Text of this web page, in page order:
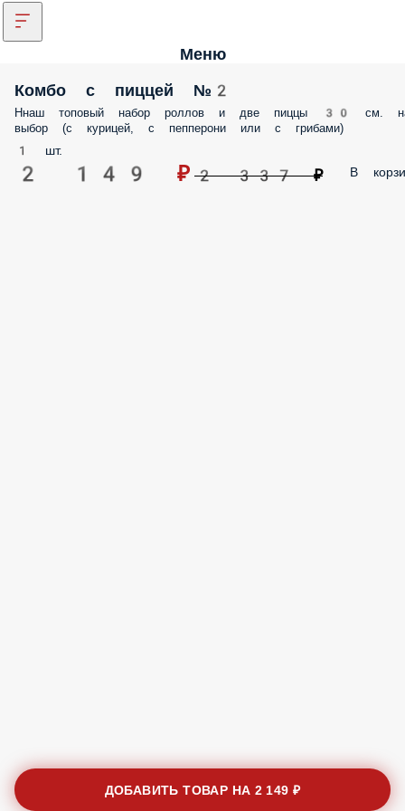
Меню
Комбо с пиццей №2
Ннаш топовый набор роллов и две пиццы 30 см.
выбор (с курицей, с пепперони или с грибами)
1 шт.
2 149 ₽ 2 337 ₽ В
ДОБАВИТЬ ТОВАР НА 2 149 ₽